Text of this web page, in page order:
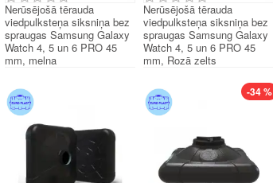
Nerūsējošā tērauda
viedpulksteņa siksniņa bez
spraugas Samsung Galaxy
Watch 4, 5 un 6 PRO 45
mm, melna
Nerūsējošā tērauda
viedpulksteņa siksniņa bez
spraugas Samsung Galaxy
Watch 4, 5 un 6 PRO 45
mm, Rozā zelts
-34 %